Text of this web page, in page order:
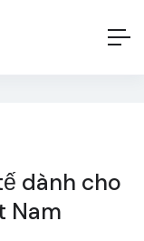
dành cho
Nam